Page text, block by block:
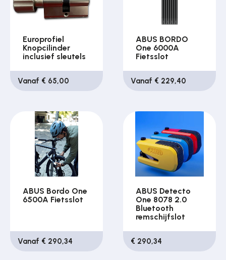
Europrofiel
Knopcilinder
inclusief sleutels
Vanaf € 65,00
ABUS BORDO
One 6000A
Fietsslot
Vanaf € 229,40
ABUS Bordo One
6500A Fietsslot
Vanaf € 290,34
ABUS Detecto
One 8078 2.0
Bluetooth
remschijfslot
€ 290,34